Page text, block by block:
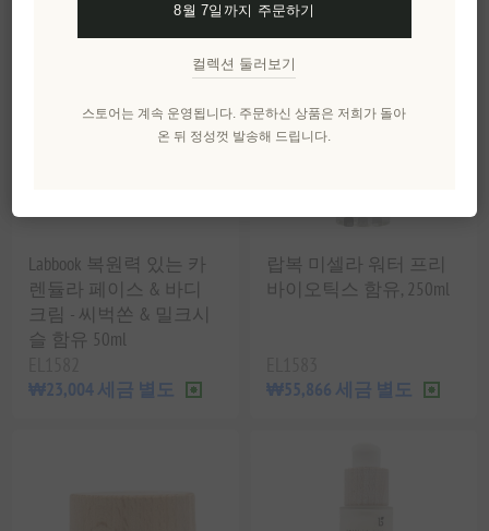
Labbook 복원력 있는 카
렌듈라 페이스 & 바디
크림 - 씨벅쏜 & 밀크시
슬 함유 50ml
₩23,004 세금 별도
랍복 미셀라 워터 프리
바이오틱스 함유, 250ml
₩55,866 세금 별도
8월 7일까지 주문하기
컬렉션 둘러보기
스토어는 계속 운영됩니다. 주문하신 상품은 저희가 돌아
온 뒤 정성껏 발송해 드립니다.